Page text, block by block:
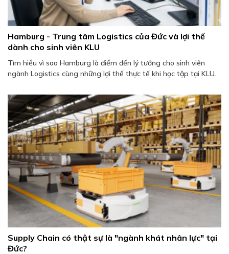
Hamburg - Trung tâm Logistics của Đức và lợi thế
dành cho sinh viên KLU
Tìm hiểu vì sao Hamburg là điểm đến lý tưởng cho sinh viên
ngành Logistics cùng những lợi thế thực tế khi học tập tại KLU.
Supply Chain có thật sự là "ngành khát nhân lực" tại
Đức?